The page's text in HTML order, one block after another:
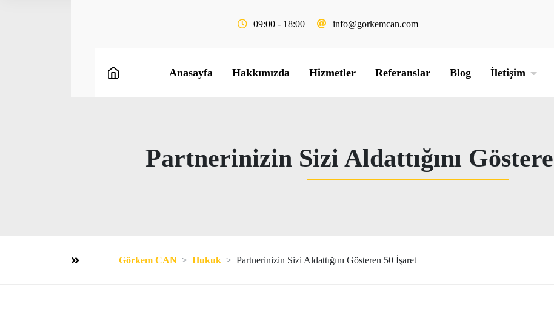
09:00 - 18:00 info@gorkemcan.com
Anasayfa Hakkımızda Hizmetler Referanslar Blog İletişim
Partnerinizin Sizi Aldattığını
Görkem CAN Hukuk Partnerinizin Sizi Aldattığını Gösteren 50 İşaret